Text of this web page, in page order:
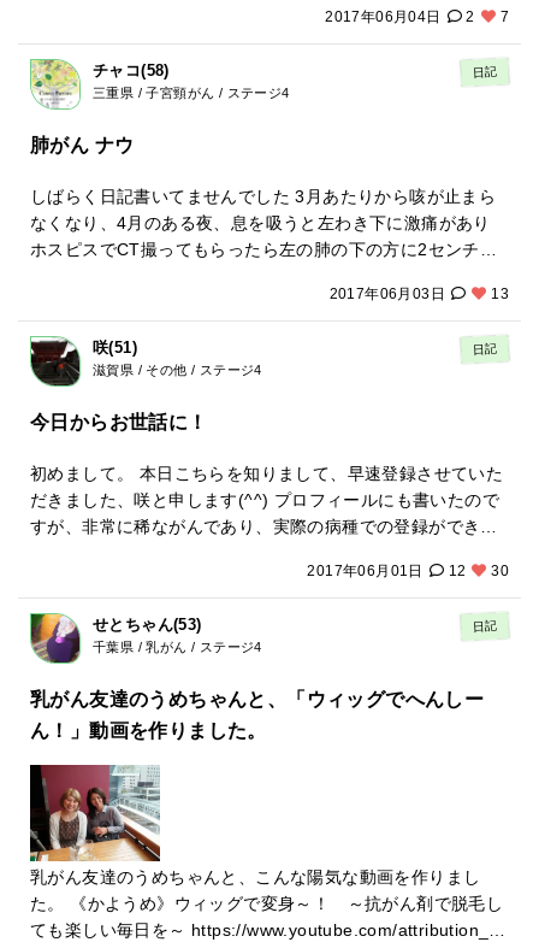
になれるんでしょうか？と必死に心の中で先生に問いかけま
がとある宿泊客を嫌がっていた、という事実でした。 嫌がっ
ていて心の中では早く帰らないかなあと思っていたくせにそ
しいですと大嘘ついてました あぁ、私はあの人のこと嫌やな
らいした後体のダルさ、左肩先端の痛み、左胸の上の痛み、
左脇の痛み 全て無くなっていることに気が付きました そして
寝る前なのに無性にお腹空いてきて梅干しとご飯が食べたく
をみてはため息ついていたので隣の人がビックリしてました
くとスパッと症状が取れるのよと言われました そのことは本
にも体験談として書いてありましたが本当にそうでした 私は
あぁ、嫌だなあといろんなことで思ってがんを育てていたこ
とに気が付きました 嫌だなあというのも思わなくなるわよー
って言われました その都度その都度あっ、今嫌だなあと思っ
てしまったと気づくだけでいいのよ、それだけでそのうち思
わなくなるのと。 そして帰宅しました 今回あまりにえらかっ
たのでクリニックで採血してもらいました 腫瘍マーカーどえ
マーカーとも連動すると言われたけど38.0の熱も毎晩出てい
たからなーだからあんなにえらかったんやなと。 先生は高い
けどきにすることはありません。とにかく非難、差別、傲慢
ニック好き。そして数値を気にする自分にも気が付きまし
た。 今月末また鹿児島に行きます。
ーく思われた方、もしよかったら、つながり申請でりっちま
で御連絡くださーい。 もちろん当日の飛び入りも歓迎です。
なこと書いてすいません それだけ恨んでたってことです。 年
歩きを始め 誰かが何かすると気に入らん、許せやんとか思う
ようになりました 前回クリニック受診した時にその話を先生
にしました。すると先生は、仕方がないんですよ あなたが前
世で人を叩きまくったから今世で叩かれることになっていた
んですと言われました。 なんか普通のクリニックぽくないで
しょ！？！？私こういうこと言ってくれるDr.好きです。専門
は内分泌みたいですが がんに特化してるよなあとか勝手に喜
んでます。今まで関わった病院ではこんなこと言われないで
い落ちた気分になり、ああ、私ならやりかねんなと超納得し
ました。 そして胸からスゥーッと何かが流れた感じがしたん
です。 自分のしたことが原因でこうなったんなら人を恨むの
今世で辛い思いをするのは前世に原因があることが多いと。
ゆうかなんとゆうか、、、人が悪いと思ってるとなかなか許
せないんですが、原因が自分にあると思うと許せるんです 野
島センセの本にも全てを許しなさいと書いてあります こんな
から許していることがわかるんだろうか？と疑問に思いまし
たが、それはその人が何か嫌なこととか言ってきても反発す
る言葉とかが出てこなくなると許してるのかな？と思ってい
ると治った人のインタビューに書いてあり、そうかー！これ
だ！私もこれを目安にしようと思いました。 そして前世のこ
とを引きずり今まで生きてきたためこのままの自分で死んで
しまうと来世またまた叩いた叩かれたと持ち込むから絶対今
の人生で断ち切るぞー！と決意しました 方法はやはり、許す
ということかなと思います。 私が今までしてきた心の改善方
法はもう少し細かいんですが、許すという行為を加えてパワ
ーアップ出来た感じです 前世とかなんか宗教チックかもしれ
ないですが、無宗教です笑 ここの温泉には先生と16年以来の
ご縁という人がゴロゴロいて、今日もその中の1人に もう先
2017年06月04日 2 7
チャコ(58)
三重県 / 子宮頸がん / ステージ4
日記
肺がん ナウ
しばらく日記書いてませんでした 3月あたりから咳が止まら
なくなり、4月のある夜、息を吸うと左わき下に激痛があり
ホスピスでCT撮ってもらったら左の肺の下の方に2センチの
ると言われました。 体力あるから抗ガン剤したら？と言われ
があると言われて、あーやっぱりなと納得しました 年末から
の私の心は最低最悪。プリプリ怒ってばかりいましたの
で。。。 で、心臓弱いから抗ガン剤は絶対しませんがこう何
回も再発したくないので根本的に考え方をどうしても変えた
いと思い、野島センセの書いた本を全て購入し、読みました
意識を変えたらがんが消えたという本は野島センセのエネル
ギー療法を受けて治ったがんの人にインタビューした本で
す。私もこのようにして治っていこうと決めました そして先
月中旬、センセの作られた温泉に一週間滞在。 鹿児島にあり
ますが行く前は咳と痰止まらんくて、左わき下の激痛続く
し、会話なかなか出来ず少し歩いただけで顔色が土色になっ
とると親から言われ、そんなんで新幹線乗り継いでいけるの
べるのが精一杯で、一か月で3キロも体重減り、お風呂に5分
つかるだけでハアハア言って苦しかった） なんと！到着した
泊客から あなたホントに食欲なかったの？と滞在中ずっと言
われてました。 ごはん三回おかわりした時もありましたがだ
いたい二回してました。 そして温泉ですが ぬるくて入りやす
かった。肺がんの私が休憩なしで45分入れました。 ここに療
養に来る人は1日3回お風呂に入るんですよ、と他の宿泊客か
ら聞き、am pm 夕飯の後とはいりました。 到着翌日クリニ
ック受診しました。野島医院はもうありませんが、全国から
2017年06月03日 13
咲(51)
滋賀県 / その他 / ステージ4
日記
今日からお世話に！
初めまして。 本日こちらを知りまして、早速登録させていた
だきました、咲と申します(^^) プロフィールにも書いたので
すが、非常に稀ながんであり、実際の病種での登録ができて
ん。これからもしないかなぁと漠然と思っています。…わか
りませんけどね。 みなさま、よろしくお願いいたします！
2017年06月01日 12 30
せとちゃん(53)
千葉県 / 乳がん / ステージ4
日記
乳がん友達のうめちゃんと、「ウィッグでへんしー
ん！」動画を作りました。
乳がん友達のうめちゃんと、こんな陽気な動画を作りまし
た。 《かようめ》ウィッグで変身～！ ～抗がん剤で脱毛し
ても楽しい毎日を～ https://www.youtube.com/attribution_lin